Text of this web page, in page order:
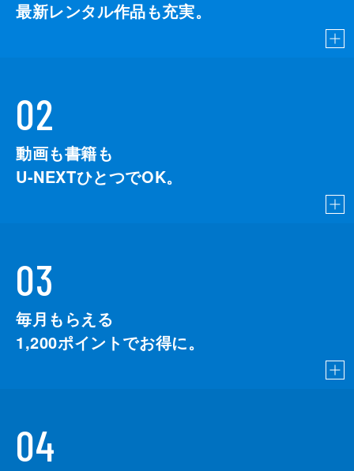
最新レンタル作品も充実。
02
動画も書籍も
U-NEXTひとつでOK。
03
毎月もらえる
1,200ポイントでお得に。
04